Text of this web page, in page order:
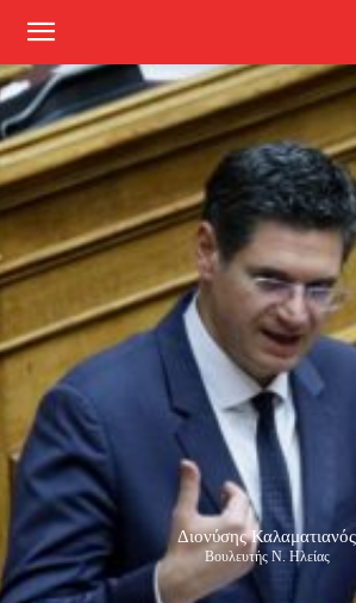
Διονύσης Καλαματιανός
Βουλευτής Ν. Ηλείας